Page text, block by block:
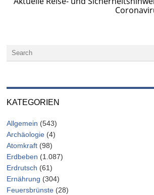
KATEGORIEN
Allgemein (543)
Archäologie (4)
Atomkraft (98)
Erdbeben (1.087)
Erdrutsch (61)
Ernährung (304)
Feuersbrünste (28)